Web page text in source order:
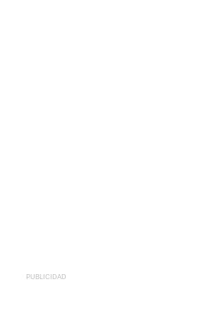
PUBLICIDAD